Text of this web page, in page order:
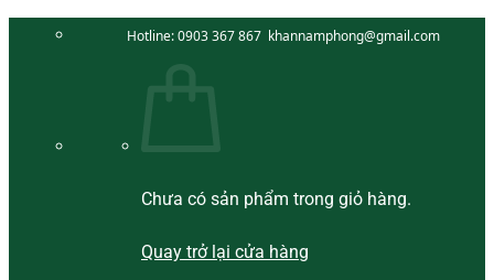
Hotline:0903 367 867 khannamphong@gmail.com
Chưa có sản phẩm trong giỏ hàng.
Quay trở lại cửa hàng